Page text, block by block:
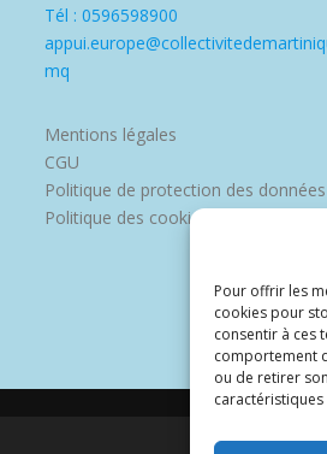
Pour offrir les
cookies pour
consentir à ces
comportement
ou de retirer
Tél : 0596598900
mq
Mentions légales
CGU
Politique de protection des données
Politique des cookies